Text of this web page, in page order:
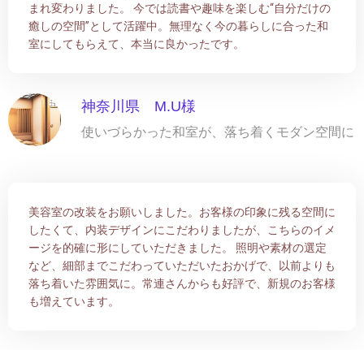
まれ変わりました。 今では読書や趣味を楽しむ“自分だけの
癒しの空間”として活躍中。無理なく今の暮らしに合った和
室にしてもらえて、本当に良かったです。
神奈川県 M.U様
使いづらかった和室が、落ち着くモダン空間に
美容室の改装をお願いしました。お客様の印象に残る空間に
したくて、内装デザインにこだわりましたが、こちらのイメ
ージを的確に形にしていただきました。 照明や素材の選定
など、細部までこだわっていただいたおかげで、以前よりも
落ち着いた雰囲気に。常連さんからも好評で、新規のお客様
も増えています。